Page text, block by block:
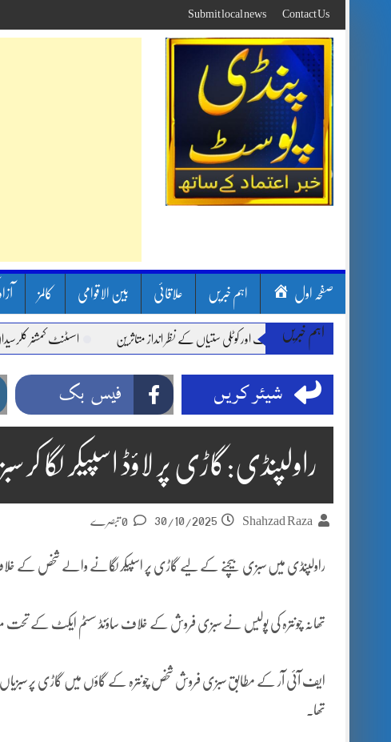
to
content
Contact Us
Submit local news
صفحہ اول اہم خبریں علاقائی بین الاقوامی کالمز
اہم خبریں
سون بارشیں، لینڈ سلائیڈنگ اور کوٹلی ستیاں کے نظر انداز متاثرین اسسٹنٹ کمشنر کلرسیداں
شیئر کریں فیس بک
راولپنڈی:گاڑی پر لاؤڈ اسپیکر لگا کر
Shahzad Raza
30/10/2025
راولپنڈی میں سبزی بیچنے کے لیے گاڑی پر اسپیکر لگانے والے شخص کے خلاف
تھانہ چونترہ کی پولیس نے سبزی فروش کے خلاف ساؤنڈ سسٹم ایکٹ کے تحت
ایف آئی آر کے مطابق سبزی فروش شخص چونترہ کے گاؤں میں گاڑی پر سبزیاں
تھا۔